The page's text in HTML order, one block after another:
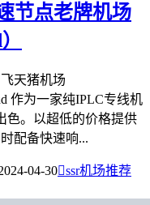
节点老牌机场
天猪机场
作为一家纯IPLC专线机
色。以超低的价格提供
配备快速响...
04-30ssr机场推荐